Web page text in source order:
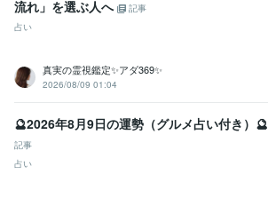
流れ」を選ぶ人へ
記事
占い
真実の霊視鑑定✨アダ369✨
2026/08/09 01:04
🔮2026年8月9日の運勢（グルメ占い付き）🔮
記事
占い